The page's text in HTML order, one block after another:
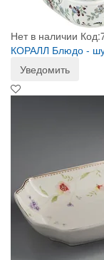
Нет в наличии
КОРАЛЛ Блюдо -
Уведомить